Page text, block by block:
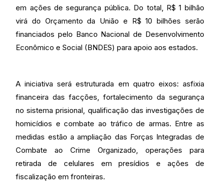
em ações de segurança pública. Do total, R$ 1 bilhão
virá do Orçamento da União e R$ 10 bilhões serão
financiados pelo Banco Nacional de Desenvolvimento
Econômico e Social (BNDES) para apoio aos estados.
A iniciativa será estruturada em quatro eixos: asfixia
financeira das facções, fortalecimento da segurança
no sistema prisional, qualificação das investigações de
homicídios e combate ao tráfico de armas. Entre as
medidas estão a ampliação das Forças Integradas de
Combate ao Crime Organizado, operações para
retirada de celulares em presídios e ações de
fiscalização em fronteiras.